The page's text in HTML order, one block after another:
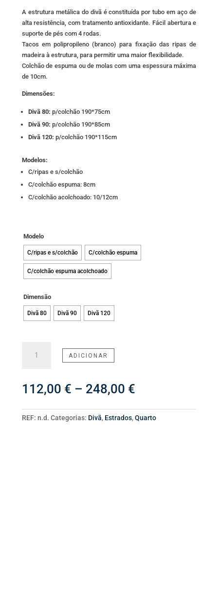
112,00 €
through
248,00 €
A estrutura metálica do divã é constituída por tubo em aço de
alta resistência, com tratamento antioxidante. Fácil abertura e
suporte de pés com 4 rodas.
Tacos em polipropileno (branco) para fixação das ripas de
madeira à estrutura, para permitir uma maior flexibilidade.
Colchão de espuma ou de molas com uma espessura máxima
de 10cm.
Dimensões:
Divã 80: p/colchão 190*75cm
Divã 90: p/colchão 190*85cm
Divã 120: p/colchão 190*115cm
Modelos:
C/ripas e s/colchão
C/colchão espuma: 8cm
C/colchão acolchoado: 10/12cm
Modelo
C/ripas e s/colchão C/colchão espuma
C/colchão espuma acolchoado
Dimensão
Divã 80 Divã 90 Divã 120
ADICIONAR
112,00 € – 248,00 €Price
112,00 €
through
REF: n.d. Categorias: Divã, Estrados,Quarto